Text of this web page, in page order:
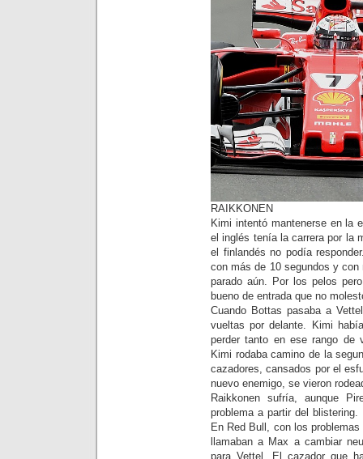
RAIKKONEN
Kimi intentó mantenerse en la
el inglés tenía la carrera por la
el finlandés no podía
con más de 10 segundos y
parado aún. Por los pelos
bueno de entrada que no
Cuando Bottas pasaba a
vueltas por delante. Kimi
perder tanto en ese rango de
Kimi rodaba camino de la
cazadores, cansados por el
nuevo enemigo, se vieron
Raikkonen sufría, aunque
problema a partir del
En Red Bull, con los
llamaban a Max a cambiar
para Vettel. El cazador que